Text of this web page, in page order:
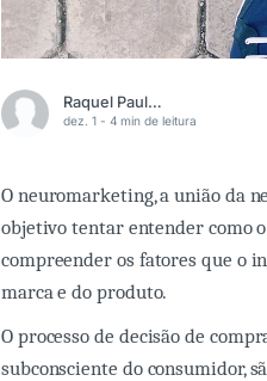
Raquel Paula Daneluz
dez. 1 - 4 min de leitura
O neuromarketing, a união da
objetivo tentar entender como
compreender os fatores que o
marca e do produto.
O processo de decisão de
subconsciente do consumidor,